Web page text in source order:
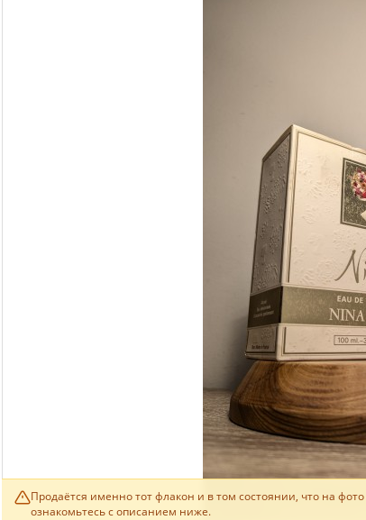
Продаётся именно тот флакон и в том состоянии, что на
ознакомьтесь с описанием ниже.